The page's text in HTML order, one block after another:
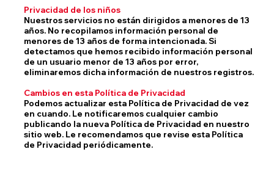
Privacidad de los niños
Nuestros servicios no están dirigidos a menores de 13
años. No recopilamos información personal de
menores de 13 años de forma intencionada. Si
detectamos que hemos recibido información personal
de un usuario menor de 13 años por error,
eliminaremos dicha información de nuestros registros.
Cambios en esta Política de Privacidad
Podemos actualizar esta Política de Privacidad de vez
en cuando. Le notificaremos cualquier cambio
publicando la nueva Política de Privacidad en nuestro
sitio web. Le recomendamos que revise esta Política
de Privacidad periódicamente.